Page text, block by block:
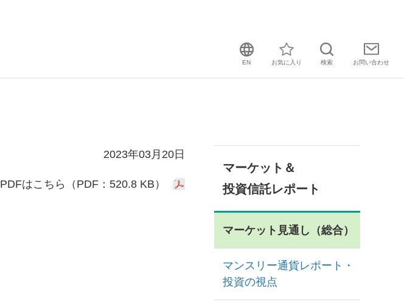
EN お気に入り 検索 お問い合わせ
2023年03月20日
PDFはこちら（PDF：520.8 KB）
マーケット＆
投資信託レポート
マーケット見通し（総合）
マンスリー通貨レポート・
投資の視点